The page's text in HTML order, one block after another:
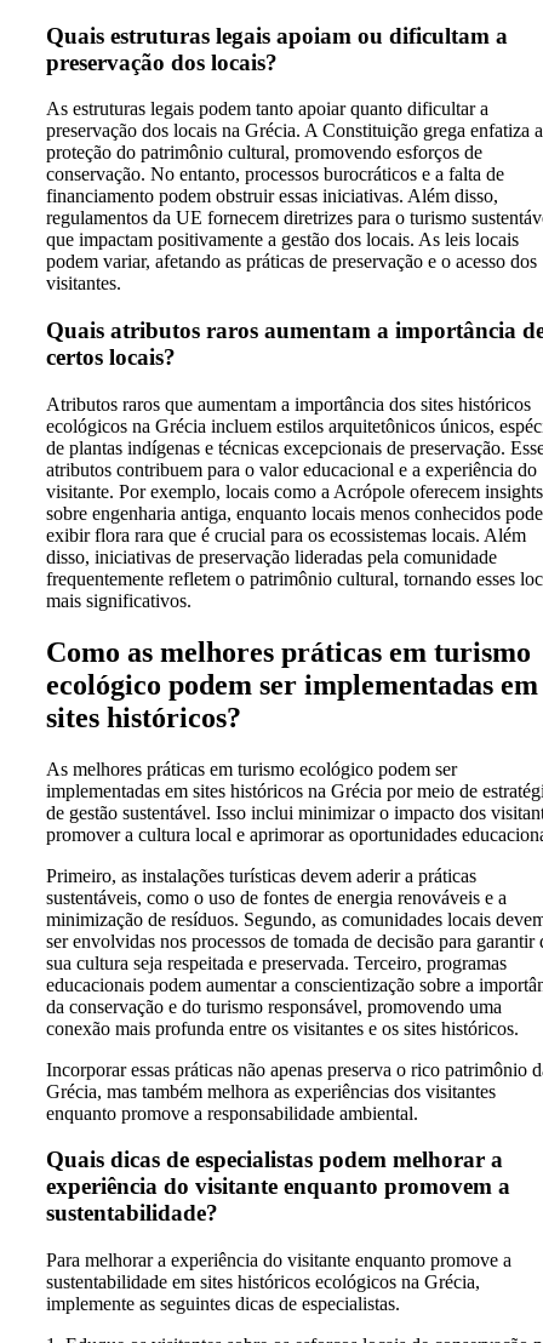
Quais estruturas legais apoiam ou dificultam a
preservação dos locais?
As estruturas legais podem tanto apoiar quanto dificultar a
preservação dos locais na Grécia. A Constituição grega enfatiza a
proteção do patrimônio cultural, promovendo esforços de
conservação. No entanto, processos burocráticos e a falta de
financiamento podem obstruir essas iniciativas. Além disso,
regulamentos da UE fornecem diretrizes para o turismo
que impactam positivamente a gestão dos locais. As leis locais
podem variar, afetando as práticas de preservação e o acesso dos
visitantes.
Quais atributos raros aumentam a importância
certos locais?
Atributos raros que aumentam a importância dos sites históricos
ecológicos na Grécia incluem estilos arquitetônicos únicos,
de plantas indígenas e técnicas excepcionais de preservação.
atributos contribuem para o valor educacional e a experiência do
visitante. Por exemplo, locais como a Acrópole oferecem insights
sobre engenharia antiga, enquanto locais menos conhecidos
exibir flora rara que é crucial para os ecossistemas locais. Além
disso, iniciativas de preservação lideradas pela comunidade
frequentemente refletem o patrimônio cultural, tornando esses
mais significativos.
Como as melhores práticas em turismo
ecológico podem ser implementadas em
sites históricos?
As melhores práticas em turismo ecológico podem ser
implementadas em sites históricos na Grécia por meio de
de gestão sustentável. Isso inclui minimizar o impacto dos
promover a cultura local e aprimorar as oportunidades
Primeiro, as instalações turísticas devem aderir a práticas
sustentáveis, como o uso de fontes de energia renováveis e a
minimização de resíduos. Segundo, as comunidades locais
ser envolvidas nos processos de tomada de decisão para garantir
sua cultura seja respeitada e preservada. Terceiro, programas
educacionais podem aumentar a conscientização sobre a
da conservação e do turismo responsável, promovendo uma
conexão mais profunda entre os visitantes e os sites históricos.
Incorporar essas práticas não apenas preserva o rico patrimônio
Grécia, mas também melhora as experiências dos visitantes
enquanto promove a responsabilidade ambiental.
Quais dicas de especialistas podem melhorar a
experiência do visitante enquanto promovem a
sustentabilidade?
Para melhorar a experiência do visitante enquanto promove a
sustentabilidade em sites históricos ecológicos na Grécia,
implemente as seguintes dicas de especialistas.